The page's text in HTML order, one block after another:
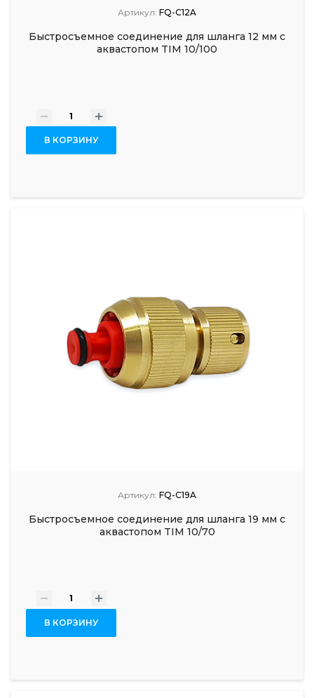
Артикул: FQ-C12A
Быстросъемное соединение для шланга 12 мм с
аквастопом TIM 10/100
- +
В КОРЗИНУ
Артикул: FQ-C19A
Быстросъемное соединение для шланга 19 мм с
аквастопом TIM 10/70
- +
В КОРЗИНУ